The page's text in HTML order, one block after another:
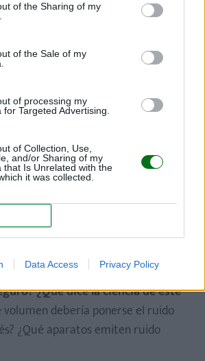
of the Sharing of my
of the Sale of my
of processing my
Targeted Advertising.
of Collection, Use,
and/or Sharing of my
that Is Unrelated with the
it was collected.
Data Access Privacy Policy
del bebé parece que es imposible de
cuando se debe a algo en
reconocer. Sin embargo,
que es el ruido blando, que
y a que concilie el sueño.
qué consiste? ¡En este artículo te
resolvemos las dudas que pueden
ruido blanco! ¿Realmente
¿Qué dice la ciencia de este
volumen debería ponerse el ruido
¿Qué aparatos emiten ruido